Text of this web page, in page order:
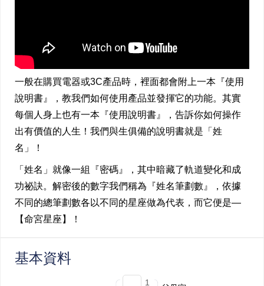
一般在購買電器或3C產品時，裡面都會附上一本『使用
說明書』，教我們如何使用產品並發揮它的功能。其實
每個人身上也有一本『使用說明書』，告訴你如何操作
出有價值的人生！我們與生俱備的說明書就是「姓
名」！
「姓名」就像一組『密碼』，其中暗藏了軌道變化和成
功祕訣。解密後的數字我們稱為『姓名筆劃數』，依據
不同的總筆劃數各以不同的星座做為代表，而它便是—
【命宮星座】！
基本資料
1